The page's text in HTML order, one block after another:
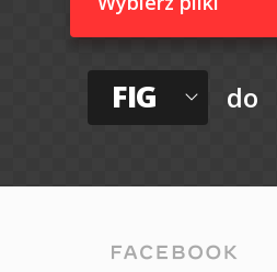
FIG do